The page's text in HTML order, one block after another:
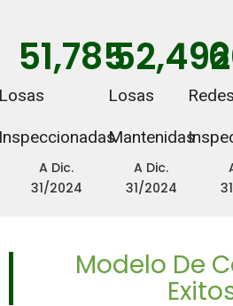
51,785
A Dic.
31/2024
Losas
Mantenidas
52,492
A Dic.
31/2024
Redes
Modelo De